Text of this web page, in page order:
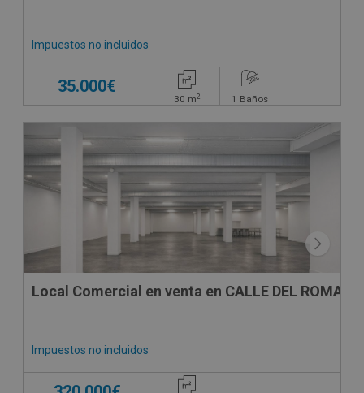
Impuestos no incluidos
35.000€
30 m2 1 Baños
Local Comercial en venta en CALLE DEL ROMANI
Impuestos no incluidos